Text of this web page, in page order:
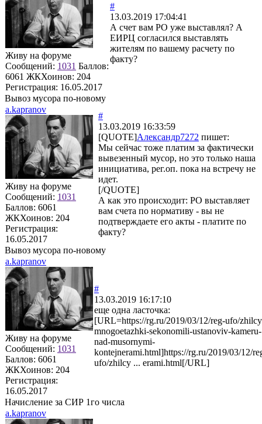
Живу на форуме
Сообщений: 1031 Баллов:
6061 ЖКХоинов: 204
Регистрация: 16.05.2017
#
13.03.2019 17:04:41
А счет вам РО уже выставлял? А
ЕИРЦ согласился выставлять
жителям по вашему расчету по
факту?
Вывоз мусора по-новому
a.kapranov
Живу на форуме
Сообщений: 1031
Баллов: 6061
ЖКХоинов: 204
Регистрация:
16.05.2017
#
13.03.2019 16:33:59
[QUOTE]Александр7272 пишет:
Мы сейчас тоже платим за фактически
вывезенный мусор, но это только наша
инициатива, рег.оп. пока на встречу не
идет.
[/QUOTE]
А как это происходит: РО выставляет
вам счета по нормативу - вы не
подтверждаете его акты - платите по
факту?
Вывоз мусора по-новому
a.kapranov
Живу на форуме
Сообщений: 1031
Баллов: 6061
ЖКХоинов: 204
Регистрация:
16.05.2017
#
13.03.2019 16:17:10
еще одна ласточка:
[URL=https://rg.ru/2019/03/12/reg-ufo/
mnogoetazhki-sekonomili-ustanoviv-kameru-
nad-musornymi-
kontejnerami.html]https://rg.ru/2019/03/12/
ufo/zhilcy ... erami.html[/URL]
Начисление за СИР 1го числа
a.kapranov